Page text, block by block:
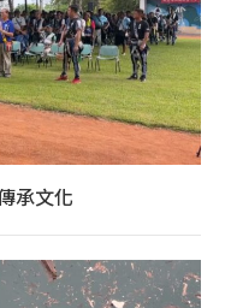
承文化